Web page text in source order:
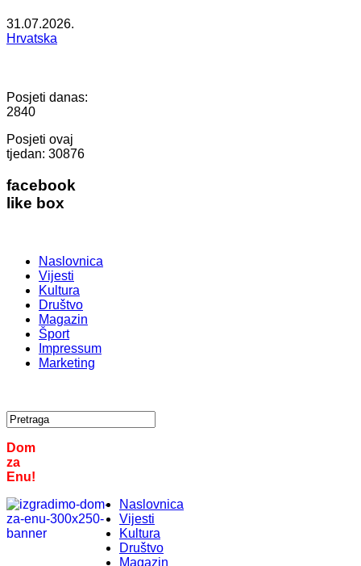
31.07.2026.
Hrvatska
Posjeti danas:
2840
Posjeti ovaj
tjedan: 30876
facebook
like box
Naslovnica
Vijesti
Kultura
Društvo
Magazin
Šport
Impressum
Marketing
Dom
za
Enu!
Naslovnica
Vijesti
Kultura
Društvo
Magazin